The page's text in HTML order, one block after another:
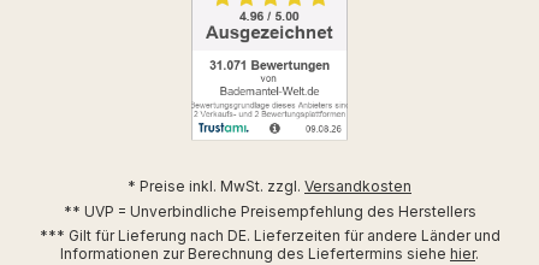
* Preise inkl. MwSt. zzgl. Versandkosten
** UVP = Unverbindliche Preisempfehlung des Herstellers
*** Gilt für Lieferung nach DE. Lieferzeiten für andere Länder und
Informationen zur Berechnung des Liefertermins siehe hier.